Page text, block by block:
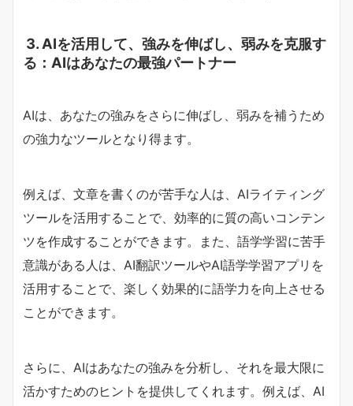
3. AIを活用して、強みを伸ばし、弱みを克服す
る：AIはあなたの最強パートナー
AIは、あなたの強みをさらに伸ばし、弱みを補うため
の強力なツールとなり得ます。
例えば、文章を書くのが苦手な人は、AIライティング
ツールを活用することで、効率的に質の高いコンテン
ツを作成することができます。また、語学学習に苦手
意識がある人は、AI翻訳ツールやAI語学学習アプリを
活用することで、楽しく効果的に語学力を向上させる
ことができます。
さらに、AIはあなたの強みを分析し、それを最大限に
活かすためのヒントを提供してくれます。例えば、AI